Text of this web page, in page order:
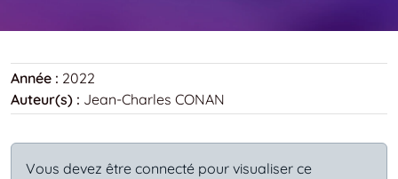
Année : 2022
Auteur(s) : Jean-Charles CONAN
Vous devez être connecté pour visualiser ce